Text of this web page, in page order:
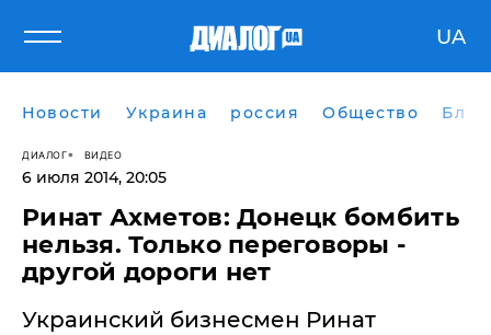
UA
Новости Украина россия Общество
ДИАЛОГ ВИДЕО
6 июля 2014, 20:05
Ринат Ахметов: Донецк бомбить
нельзя. Только переговоры -
другой дороги нет
Украинский бизнесмен Ринат